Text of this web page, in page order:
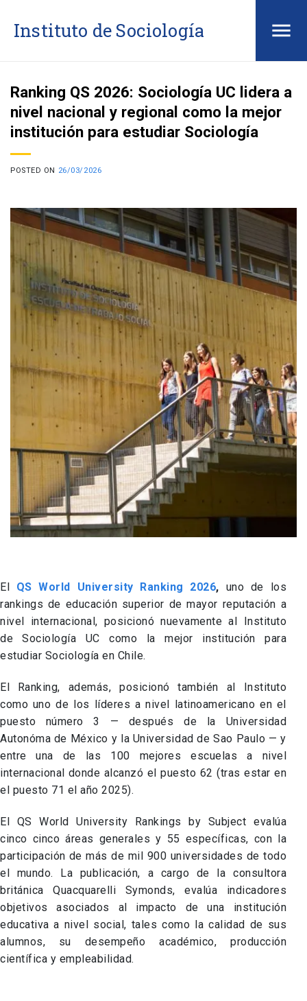
Instituto de Sociología
Ranking QS 2026: Sociología UC lidera a
nivel nacional y regional como la mejor
institución para estudiar Sociología
POSTED ON 26/03/2026
El QS World University Ranking 2026, uno de los
rankings de educación superior de mayor reputación a
nivel internacional, posicionó nuevamente al Instituto
de Sociología UC como la mejor institución para
estudiar Sociología en Chile.
El Ranking, además, posicionó también al Instituto
como uno de los líderes a nivel latinoamericano en el
puesto número 3 — después de la Universidad
Autonóma de México y la Universidad de Sao Paulo — y
entre una de las 100 mejores escuelas a nivel
internacional donde alcanzó el puesto 62 (tras estar en
el puesto 71 el año 2025).
El QS World University Rankings by Subject evalúa
cinco cinco áreas generales y 55 específicas, con la
participación de más de mil 900 universidades de todo
el mundo. La publicación, a cargo de la consultora
británica Quacquarelli Symonds, evalúa indicadores
objetivos asociados al impacto de una institución
educativa a nivel social, tales como la calidad de sus
alumnos, su desempeño académico, producción
científica y empleabilidad.